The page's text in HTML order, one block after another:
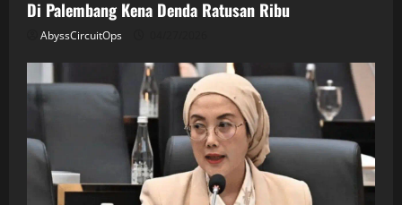
Di Palembang Kena Denda Ratusan Ribu
AbyssCircuitOps